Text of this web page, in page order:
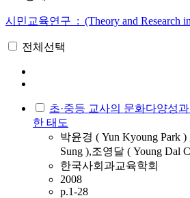
시민교육연구 : (Theory and Research
전체선택
초·중등 교사의 문화다양성
한 태도
박윤경 ( Yun Kyoung Park
Sung ),조영달 ( Young Dal
한국사회과교육학회
2008
p.1-28